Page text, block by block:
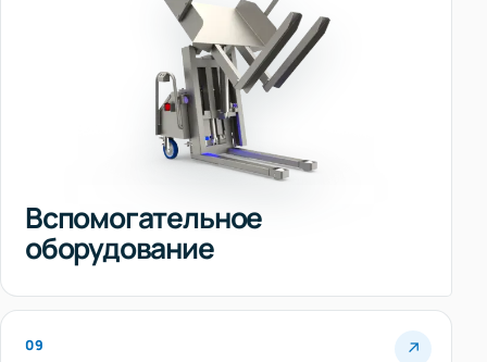
Вспомогательное
оборудование
09 ↗